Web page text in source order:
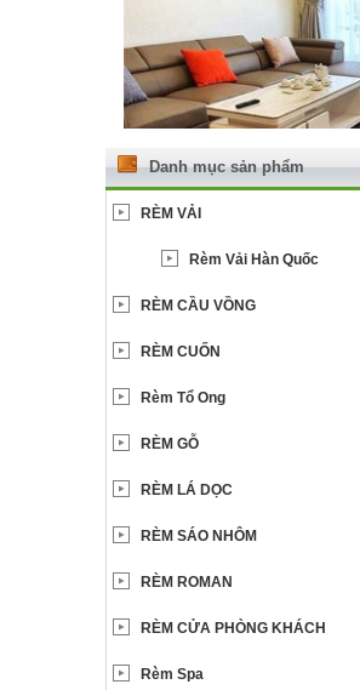
Danh mục sản phẩm
RÈM VẢI
Rèm Vải Hàn Quốc
RÈM CẦU VỒNG
RÈM CUỐN
Rèm Tổ Ong
RÈM GỖ
RÈM LÁ DỌC
RÈM SÁO NHÔM
RÈM ROMAN
RÈM CỬA PHÒNG KHÁCH
Rèm Spa